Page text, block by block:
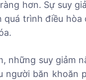
hơn. Sự suy
quá trình điều
những suy giảm
người băn khoăn